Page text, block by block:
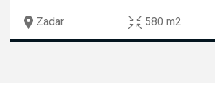
Zadar 580 m2